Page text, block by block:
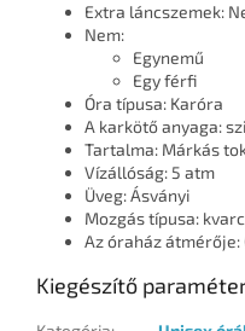
Extra láncszemek:
Nem:
Egynemű
Egy férfi
Óra típusa: Karóra
A karkötő anyaga:
Tartalma: Márkás
Vízállóság: 5 atm
Üveg: Ásványi
Mozgás típusa: kvarc
Az óraház átmérője:
Kiegészítő